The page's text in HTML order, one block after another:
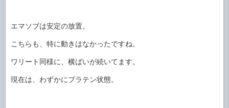
エマソブは安定の放置。
こちらも、特に動きはなかったですね。
ワリート同様に、横ばいが続いてます。
現在は、わずかにプラテン状態。